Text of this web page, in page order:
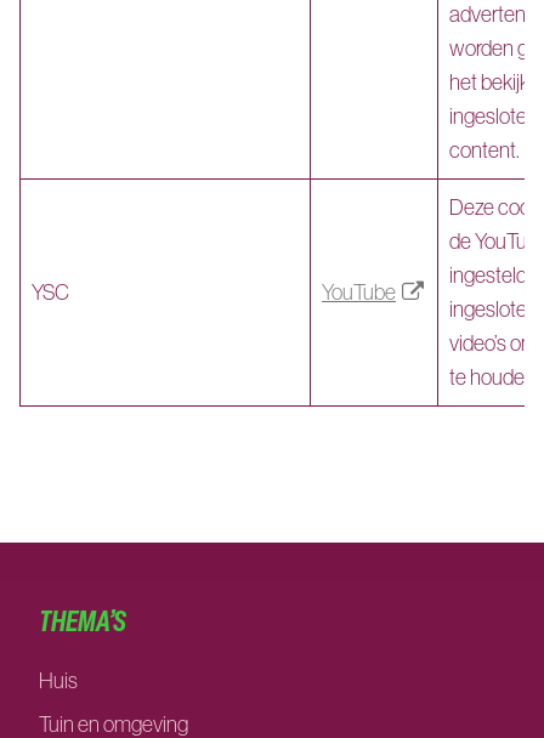
worden
het
ingesloten
content.
YSC YouTube
Deze
de
ingesteld
ingesloten
video’s
te houden.
THEMA’S
Huis
Tuin en omgeving